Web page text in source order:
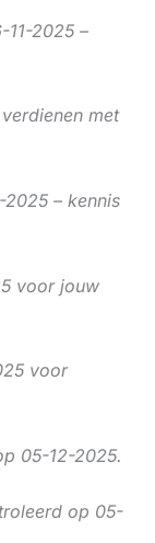
2025 –
met
– kennis
voor jouw
voor
05-12-2025.
op 05-